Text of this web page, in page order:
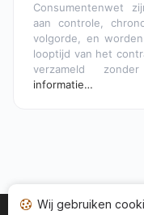
Consumentenwet
aan controle,
volgorde, en
looptijd van het
verzameld
informatie…
Wij gebruiken